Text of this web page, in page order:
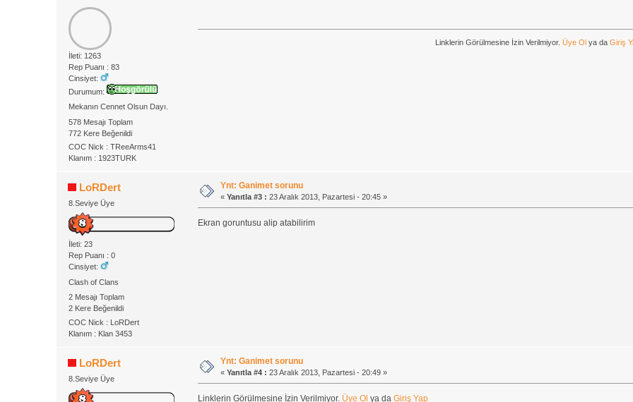
İleti: 1263
Rep Puanı : 83
Cinsiyet:
Durumum:
Mekanın Cennet Olsun Dayı.
578 Mesajı Toplam
772 Kere Beğenildi
COC Nick : TReeArms41
Klanım : 1923TURK
Linklerin Görülmesine İzin Verilmiyor.Üye Ol ya daGiriş
LoRDert
8.Seviye Üye
İleti: 23
Rep Puanı : 0
Cinsiyet:
Clash of Clans
2 Mesajı Toplam
2 Kere Beğenildi
COC Nick : LoRDert
Klanım : Klan 3453
Ynt: Ganimet sorunu
« Yanıtla #3 : 23 Aralık 2013, Pazartesi - 20:45 »
Ekran goruntusu alip atabilirim
LoRDert
8.Seviye Üye
Ynt: Ganimet sorunu
« Yanıtla #4 : 23 Aralık 2013, Pazartesi - 20:49 »
Linklerin Görülmesine İzin Verilmiyor. Üye Ol ya da Giriş Yap